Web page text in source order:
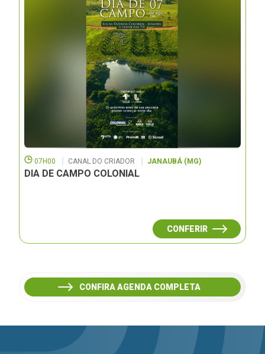
07H00 CANAL DO CRIADOR JANAUBÁ (MG)
DIA DE CAMPO COLONIAL
CONFERIR
CONFIRA AGENDA COMPLETA